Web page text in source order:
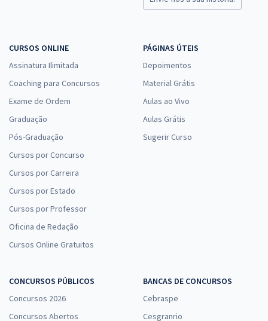
CURSOS ONLINE
Assinatura Ilimitada
Coaching para Concursos
Exame de Ordem
Graduação
Pós-Graduação
Cursos por Concurso
Cursos por Carreira
Cursos por Estado
Cursos por Professor
Oficina de Redação
Cursos Online Gratuitos
PÁGINAS ÚTEIS
Depoimentos
Material Grátis
Aulas ao Vivo
Aulas Grátis
Sugerir Curso
CONCURSOS PÚBLICOS
Concursos 2026
Concursos Abertos
BANCAS DE CONCURSOS
Cebraspe
Cesgranrio